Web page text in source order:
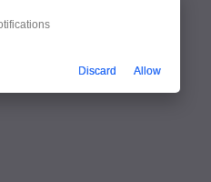
Айспик
Discard Allow